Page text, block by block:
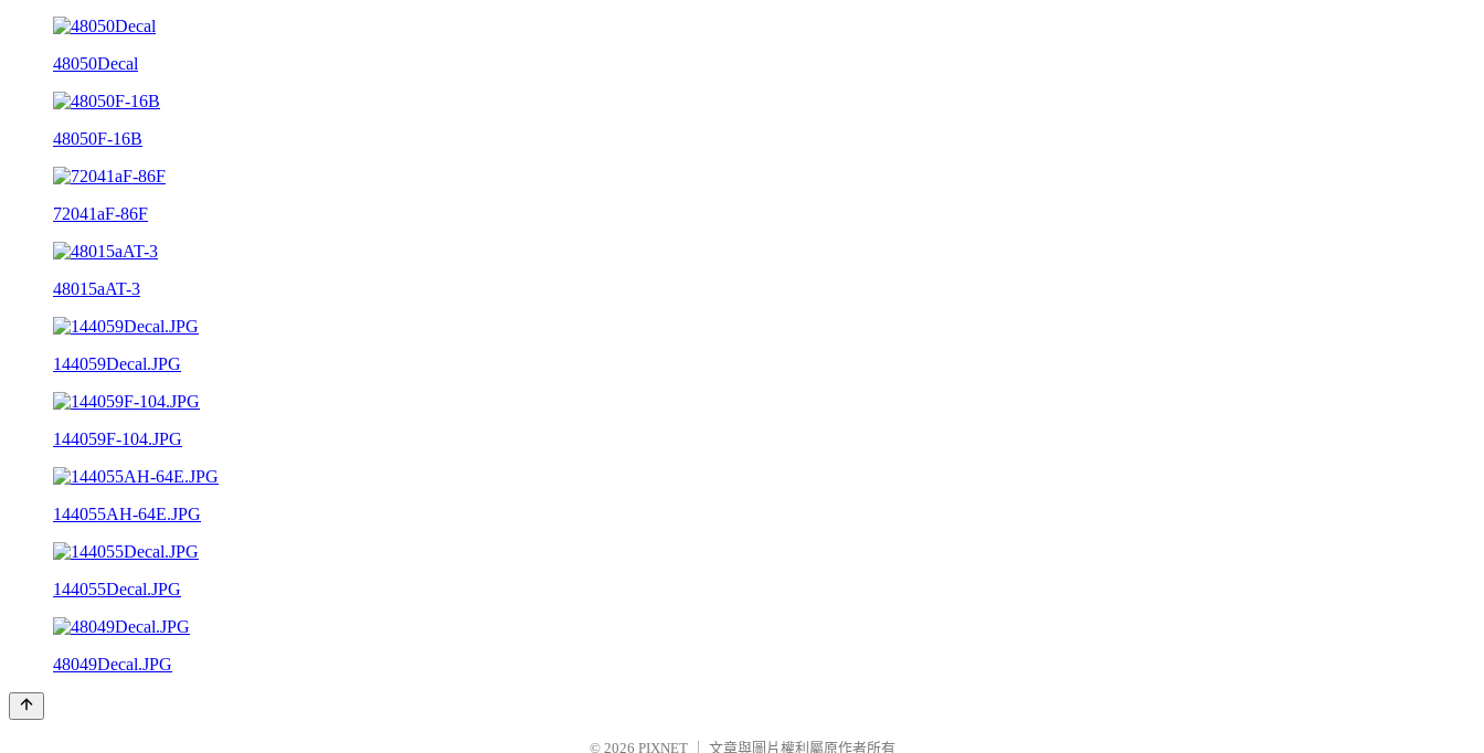
48050Decal
48050F-16B
72041aF-86F
48015aAT-3
144059Decal.JPG
144059F-104.JPG
144055AH-64E.JPG
144055Decal.JPG
48049Decal.JPG
© 2026 PIXNET 文章與圖片權利屬原作者所有